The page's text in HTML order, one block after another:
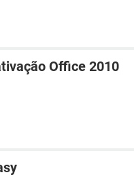
Office 2010